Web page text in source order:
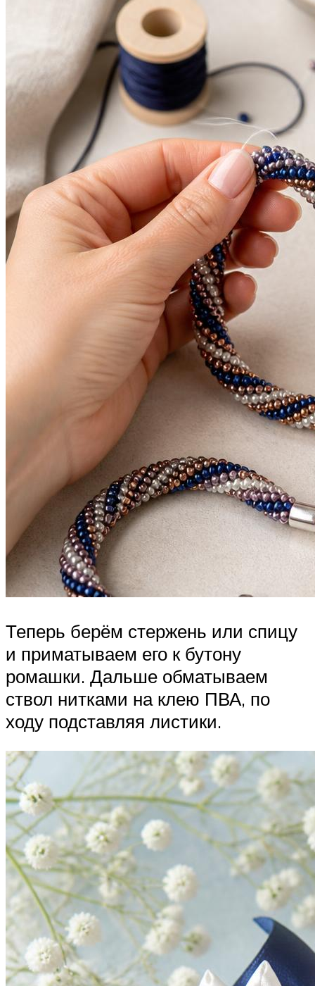
Теперь берём стержень или спицу
и приматываем его к бутону
ромашки. Дальше обматываем
ствол нитками на клею ПВА, по
ходу подставляя листики.